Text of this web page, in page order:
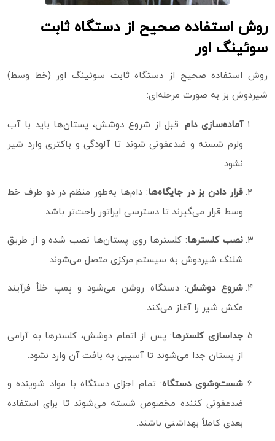
روش استفاده صحیح از دستگاه ثابت
سوئینگ اور
روش استفاده صحیح از دستگاه ثابت سوئینگ اور (خط وسط)
شیردوش بز به صورت مرحله‌ای:
آماده‌سازی دام: قبل از شروع دوشش، پستان‌ها باید با آب
ولرم شسته و ضدعفونی شوند تا آلودگی و باکتری وارد شیر
نشود.
قرار دادن بز در جایگاه‌ها: دام‌ها به‌طور منظم در دو طرف خط
وسط قرار می‌گیرند تا دسترسی اپراتور راحت‌تر باشد.
نصب کلسترها: کلسترها روی پستان‌ها نصب شده و از طریق
شلنگ شیردوش به سیستم مرکزی متصل می‌شوند.
شروع دوشش: دستگاه روشن می‌شود و پمپ خلأ فرآیند
مکش شیر را آغاز می‌کند.
جداسازی کلسترها: پس از اتمام دوشش، کلسترها به آرامی
از پستان جدا می‌شوند تا آسیبی به بافت آن وارد نشود.
شست‌وشوی دستگاه: تمام اجزای دستگاه با مواد شوینده و
ضدعفونی‌ کننده مخصوص شسته می‌شوند تا برای استفاده
بعدی کاملاً بهداشتی باشند.